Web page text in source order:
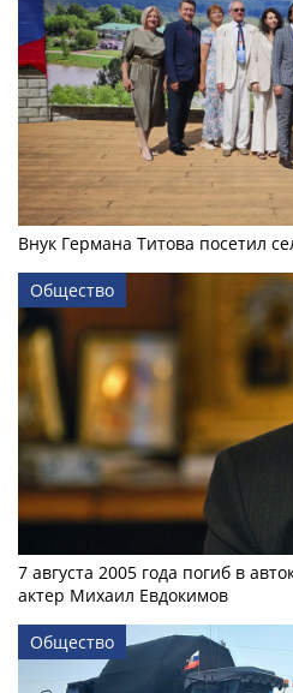
Внук Германа Титова посетил
Общество
7 августа 2005 года погиб в
актер Михаил Евдокимов
Общество